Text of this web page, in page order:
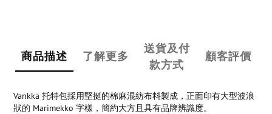
商品描述 了解更多
送貨及付
款方式
顧客評價
Vankka 托特包採用堅挺的棉麻混紡布料製成，正面印有大型波浪
狀的 Marimekko 字樣，簡約大方且具有品牌辨識度。